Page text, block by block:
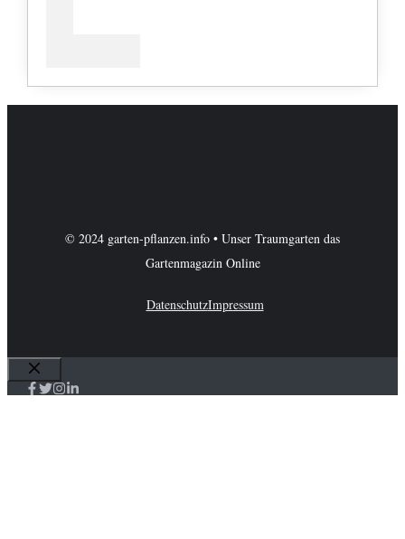
© 2024 garten-pflanzen.info • Unser Traumgarten das
Gartenmagazin Online
DatenschutzImpressum
Schließen